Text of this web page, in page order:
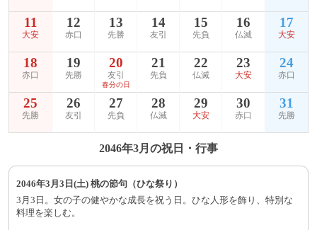
11
大安
12
赤口
13
先勝
14
友引
15
先負
16
仏滅
17
大安
18
赤口
19
先勝
20
友引
春分の日
21
先負
22
仏滅
23
大安
24
赤口
25
先勝
26
友引
27
先負
28
仏滅
29
大安
30
赤口
31
先勝
2046年3月の祝日・行事
2046年3月3日(土) 桃の節句（ひな祭り）
3月3日。女の子の健やかな成長を祝う日。ひな人形を飾り、特別な
料理を楽しむ。